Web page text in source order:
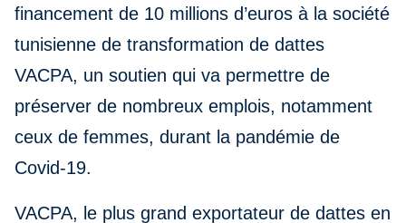
financement de 10 millions d’euros à la société
tunisienne de transformation de dattes
VACPA, un soutien qui va permettre de
préserver de nombreux emplois, notamment
ceux de femmes, durant la pandémie de
Covid-19.
VACPA, le plus grand exportateur de dattes en